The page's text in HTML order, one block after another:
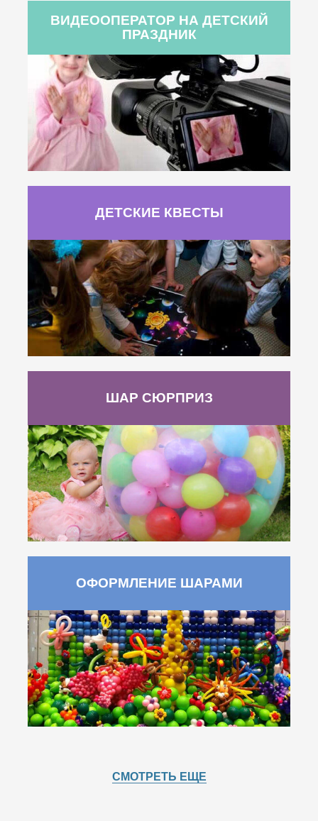
ВИДЕООПЕРАТОР НА ДЕТСКИЙ
ПРАЗДНИК
ДЕТСКИЕ КВЕСТЫ
ШАР СЮРПРИЗ
ОФОРМЛЕНИЕ ШАРАМИ
СМОТРЕТЬ ЕЩЕ